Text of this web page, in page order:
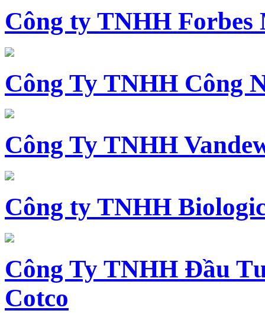
Công ty TNHH
Công Ty TNHH Công
Công Ty TNHH
Công ty TNHH
Công Ty TNHH Đầu
Cotco